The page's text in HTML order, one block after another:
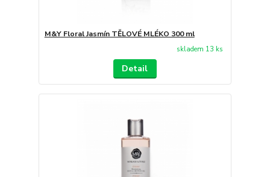
M&Y Floral Jasmín TĚLOVÉ MLÉKO 300 ml
skladem 13 ks
Detail